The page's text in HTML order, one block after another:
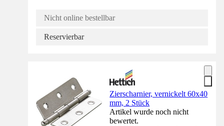
Nicht online bestellbar
Reservierbar
Zierscharnier, vernickelt 60x40
mm, 2 Stück
Artikel wurde noch nicht
bewertet.